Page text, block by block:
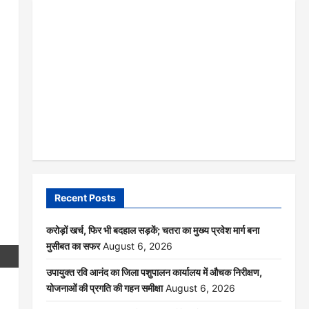
Recent Posts
करोड़ों खर्च, फिर भी बदहाल सड़कें; चतरा का मुख्य प्रवेश मार्ग बना
मुसीबत का सफर August 6, 2026
उपायुक्त रवि आनंद का जिला पशुपालन कार्यालय में औचक निरीक्षण,
योजनाओं की प्रगति की गहन समीक्षा August 6, 2026